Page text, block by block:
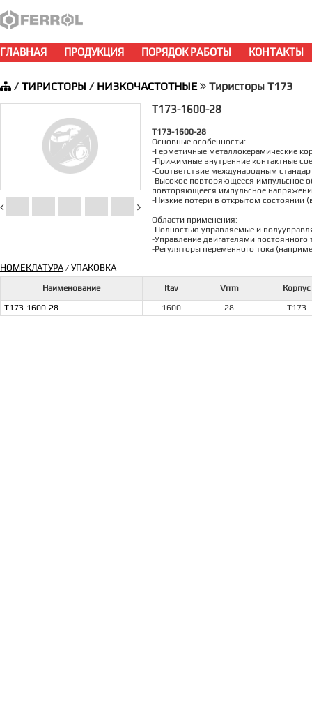
ГЛАВНАЯ ПРОДУКЦИЯ ПОРЯДОК РАБОТЫ КОНТАКТЫ
/ТИРИСТОРЫ / НИЗКОЧАСТОТНЫЕ Тиристоры Т173
Т173-1600-28
Т173-1600-28
Основные особенности:
-Герметичные металлокерамические
-Прижимные внутренние контактные
-Соответствие международным
-Высокое повторяющееся импульсное
повторяющееся импульсное
-Низкие потери в открытом состоянии
Области применения:
-Полностью управляемые и
-Управление двигателями постоянного
-Регуляторы переменного тока
НОМЕКЛАТУРА/ УПАКОВКА
Наименование Itav Vrrm
Корпус
Т173-1600-28
1600 28 Т173